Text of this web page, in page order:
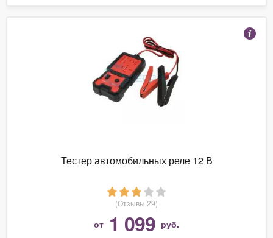
Тестер автомобильных реле 12 В
(Отзывы 29)
от 1 099 руб.